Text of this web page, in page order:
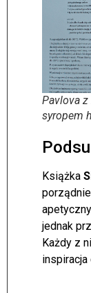
Pavlova z
syropem
Książka
jednak
Każdy z